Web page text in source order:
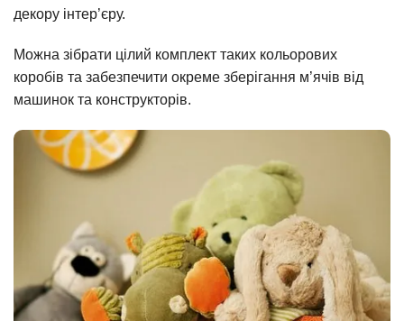
декору інтер’єру.
Можна зібрати цілий комплект таких кольорових
коробів та забезпечити окреме зберігання м’ячів від
машинок та конструкторів.